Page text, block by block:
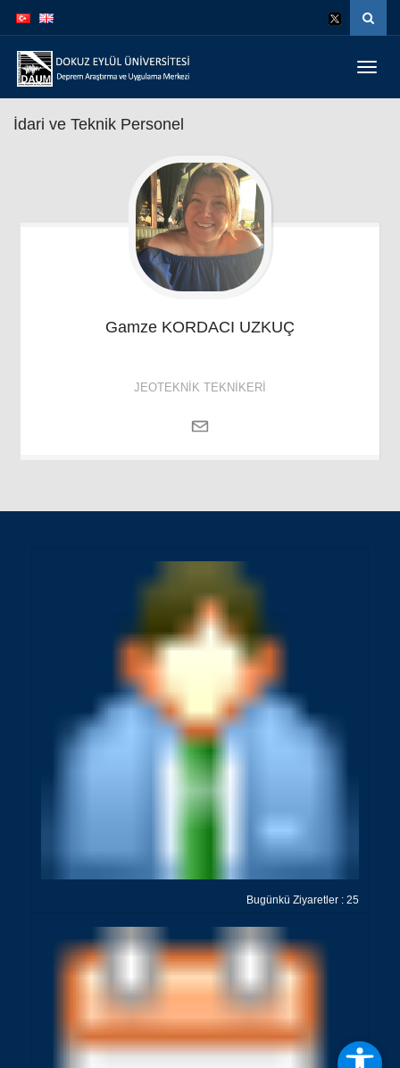
atla
atla
İdari ve Teknik Personel
Gamze KORDACI UZKUÇ
JEOTEKNIK TEKNIKERI
Bugünkü Ziyaretler : 25